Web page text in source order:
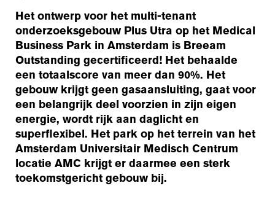
Het ontwerp voor het multi-tenant
onderzoeksgebouw Plus Utra op het Medical
Business Park in Amsterdam is Breeam
Outstanding gecertificeerd! Het behaalde
een totaalscore van meer dan 90%. Het
gebouw krijgt geen gasaansluiting, gaat voor
een belangrijk deel voorzien in zijn eigen
energie, wordt rijk aan daglicht en
superflexibel. Het park op het terrein van het
Amsterdam Universitair Medisch Centrum
locatie AMC krijgt er daarmee een sterk
toekomstgericht gebouw bij.